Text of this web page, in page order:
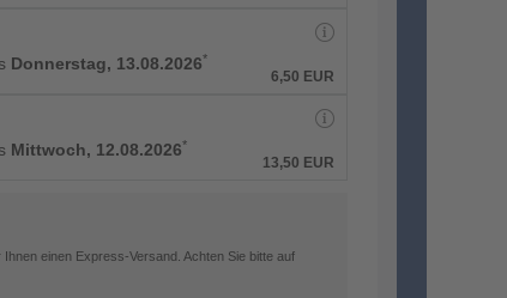
Donnerstag, 13.08.2026*
6,50 EUR
Mittwoch, 12.08.2026*
13,50 EUR
Ihnen einen Express-Versand. Achten Sie bitte auf